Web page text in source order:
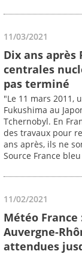
11/03/2021
Dix ans
centrales
pas terminé
"Le 11 mars 2011,
Fukushima au
Tchernobyl. En
des travaux pour
ans après, ils ne
Source France bleu
11/02/2021
Météo
Auvergne-
attendues